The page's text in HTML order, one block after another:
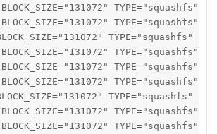
TYPE="squashfs"
TYPE="squashfs"
TYPE="squashfs"
TYPE="squashfs"
TYPE="squashfs"
TYPE="squashfs"
TYPE="squashfs"
TYPE="squashfs"
TYPE="squashfs"